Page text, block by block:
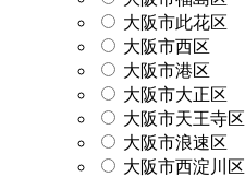
大阪市此花区
大阪市西区
大阪市港区
大阪市大正区
大阪市天王寺区
大阪市浪速区
大阪市西淀川区